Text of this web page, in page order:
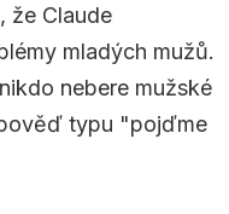
že Claude
mladých mužů.
nebere mužské
typu "pojďme